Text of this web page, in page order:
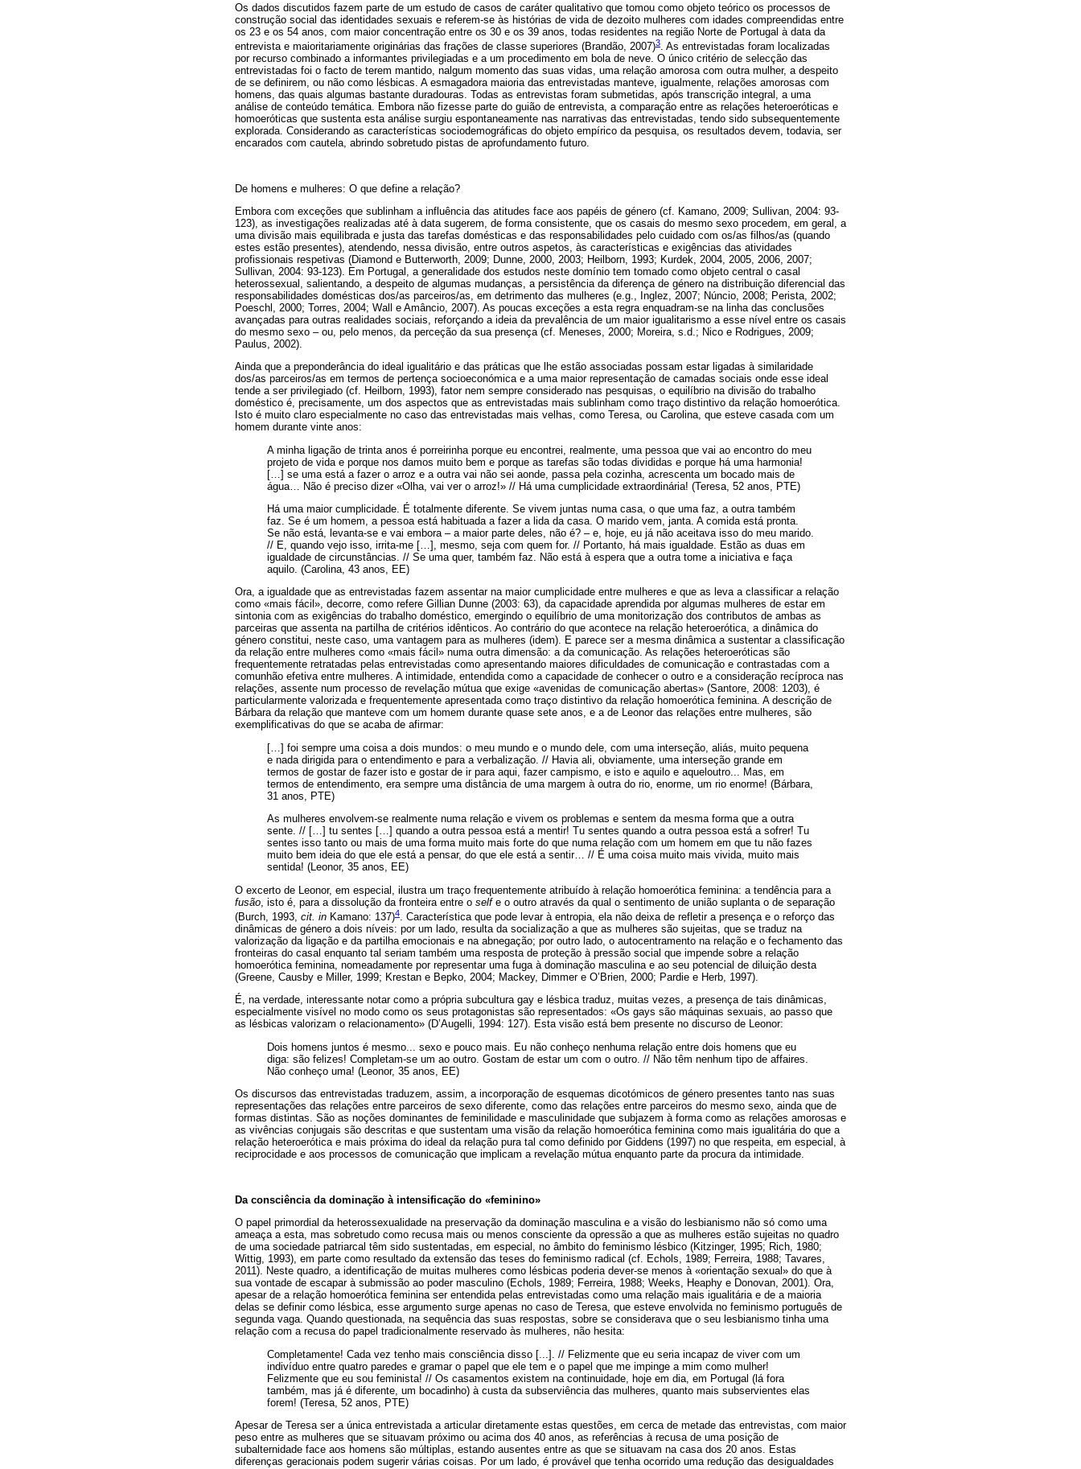
Os dados discutidos fazem parte de um estudo de casos de caráter qualitativo que tomou como objeto teórico os processos de
construção social das identidades sexuais e referem-se às histórias de vida de dezoito mulheres com idades compreendidas entre
os 23 e os 54 anos, com maior concentração entre os 30 e os 39 anos, todas residentes na região Norte de Portugal à data da
entrevista e maioritariamente originárias das frações de classe superiores (Brandão, 2007)3. As entrevistadas foram localizadas
por recurso combinado a informantes privilegiadas e a um procedimento em bola de neve. O único critério de selecção das
entrevistadas foi o facto de terem mantido, nalgum momento das suas vidas, uma relação amorosa com outra mulher, a despeito
de se definirem, ou não como lésbicas. A esmagadora maioria das entrevistadas manteve, igualmente, relações amorosas com
homens, das quais algumas bastante duradouras. Todas as entrevistas foram submetidas, após transcrição integral, a uma
análise de conteúdo temática. Embora não fizesse parte do guião de entrevista, a comparação entre as relações heteroeróticas e
homoeróticas que sustenta esta análise surgiu espontaneamente nas narrativas das entrevistadas, tendo sido subsequentemente
explorada. Considerando as características sociodemográficas do objeto empírico da pesquisa, os resultados devem, todavia, ser
encarados com cautela, abrindo sobretudo pistas de aprofundamento futuro.
De homens e mulheres: O que define a relação?
Embora com exceções que sublinham a influência das atitudes face aos papéis de género (cf. Kamano, 2009; Sullivan, 2004: 93-
123), as investigações realizadas até à data sugerem, de forma consistente, que os casais do mesmo sexo procedem, em geral, a
uma divisão mais equilibrada e justa das tarefas domésticas e das responsabilidades pelo cuidado com os/as filhos/as (quando
estes estão presentes), atendendo, nessa divisão, entre outros aspetos, às características e exigências das atividades
profissionais respetivas (Diamond e Butterworth, 2009; Dunne, 2000, 2003; Heilborn, 1993; Kurdek, 2004, 2005, 2006, 2007;
Sullivan, 2004: 93-123). Em Portugal, a generalidade dos estudos neste domínio tem tomado como objeto central o casal
heterossexual, salientando, a despeito de algumas mudanças, a persistência da diferença de género na distribuição diferencial das
responsabilidades domésticas dos/as parceiros/as, em detrimento das mulheres (e.g., Inglez, 2007; Núncio, 2008; Perista, 2002;
Poeschl, 2000; Torres, 2004; Wall e Amâncio, 2007). As poucas exceções a esta regra enquadram-se na linha das conclusões
avançadas para outras realidades sociais, reforçando a ideia da prevalência de um maior igualitarismo a esse nível entre os casais
do mesmo sexo – ou, pelo menos, da perceção da sua presença (cf. Meneses, 2000; Moreira, s.d.; Nico e Rodrigues, 2009;
Paulus, 2002).
Ainda que a preponderância do ideal igualitário e das práticas que lhe estão associadas possam estar ligadas à similaridade
dos/as parceiros/as em termos de pertença socioeconómica e a uma maior representação de camadas sociais onde esse ideal
tende a ser privilegiado (cf. Heilborn, 1993), fator nem sempre considerado nas pesquisas, o equilíbrio na divisão do trabalho
doméstico é, precisamente, um dos aspectos que as entrevistadas mais sublinham como traço distintivo da relação homoerótica.
Isto é muito claro especialmente no caso das entrevistadas mais velhas, como Teresa, ou Carolina, que esteve casada com um
homem durante vinte anos:
A minha ligação de trinta anos é porreirinha porque eu encontrei, realmente, uma pessoa que vai ao encontro do meu
projeto de vida e porque nos damos muito bem e porque as tarefas são todas divididas e porque há uma harmonia!
[…] se uma está a fazer o arroz e a outra vai não sei aonde, passa pela cozinha, acrescenta um bocado mais de
água… Não é preciso dizer «Olha, vai ver o arroz!» // Há uma cumplicidade extraordinária! (Teresa, 52 anos, PTE)
Há uma maior cumplicidade. É totalmente diferente. Se vivem juntas numa casa, o que uma faz, a outra também
faz. Se é um homem, a pessoa está habituada a fazer a lida da casa. O marido vem, janta. A comida está pronta.
Se não está, levanta-se e vai embora – a maior parte deles, não é? – e, hoje, eu já não aceitava isso do meu marido.
// E, quando vejo isso, irrita-me […], mesmo, seja com quem for. // Portanto, há mais igualdade. Estão as duas em
igualdade de circunstâncias. // Se uma quer, também faz. Não está à espera que a outra tome a iniciativa e faça
aquilo. (Carolina, 43 anos, EE)
Ora, a igualdade que as entrevistadas fazem assentar na maior cumplicidade entre mulheres e que as leva a classificar a relação
como «mais fácil», decorre, como refere Gillian Dunne (2003: 63), da capacidade aprendida por algumas mulheres de estar em
sintonia com as exigências do trabalho doméstico, emergindo o equilíbrio de uma monitorização dos contributos de ambas as
parceiras que assenta na partilha de critérios idênticos. Ao contrário do que acontece na relação heteroerótica, a dinâmica do
género constitui, neste caso, uma vantagem para as mulheres (idem). E parece ser a mesma dinâmica a sustentar a classificação
da relação entre mulheres como «mais fácil» numa outra dimensão: a da comunicação. As relações heteroeróticas são
frequentemente retratadas pelas entrevistadas como apresentando maiores dificuldades de comunicação e contrastadas com a
comunhão efetiva entre mulheres. A intimidade, entendida como a capacidade de conhecer o outro e a consideração recíproca nas
relações, assente num processo de revelação mútua que exige «avenidas de comunicação abertas» (Santore, 2008: 1203), é
particularmente valorizada e frequentemente apresentada como traço distintivo da relação homoerótica feminina. A descrição de
Bárbara da relação que manteve com um homem durante quase sete anos, e a de Leonor das relações entre mulheres, são
exemplificativas do que se acaba de afirmar:
[…] foi sempre uma coisa a dois mundos: o meu mundo e o mundo dele, com uma interseção, aliás, muito pequena
e nada dirigida para o entendimento e para a verbalização. // Havia ali, obviamente, uma interseção grande em
termos de gostar de fazer isto e gostar de ir para aqui, fazer campismo, e isto e aquilo e aqueloutro... Mas, em
termos de entendimento, era sempre uma distância de uma margem à outra do rio, enorme, um rio enorme! (Bárbara,
31 anos, PTE)
As mulheres envolvem-se realmente numa relação e vivem os problemas e sentem da mesma forma que a outra
sente. // […] tu sentes […] quando a outra pessoa está a mentir! Tu sentes quando a outra pessoa está a sofrer! Tu
sentes isso tanto ou mais de uma forma muito mais forte do que numa relação com um homem em que tu não fazes
muito bem ideia do que ele está a pensar, do que ele está a sentir… // É uma coisa muito mais vivida, muito mais
sentida! (Leonor, 35 anos, EE)
O excerto de Leonor, em especial, ilustra um traço frequentemente atribuído à relação homoerótica feminina: a tendência para a
fusão , isto é, para a dissolução da fronteira entre o selfe o outro através da qual o sentimento de união suplanta o de separação
(Burch, 1993, cit. in Kamano: 137)4. Característica que pode levar à entropia, ela não deixa de refletir a presença e o reforço das
dinâmicas de género a dois níveis: por um lado, resulta da socialização a que as mulheres são sujeitas, que se traduz na
valorização da ligação e da partilha emocionais e na abnegação; por outro lado, o autocentramento na relação e o fechamento das
fronteiras do casal enquanto tal seriam também uma resposta de proteção à pressão social que impende sobre a relação
homoerótica feminina, nomeadamente por representar uma fuga à dominação masculina e ao seu potencial de diluição desta
(Greene, Causby e Miller, 1999; Krestan e Bepko, 2004; Mackey, Dimmer e O’Brien, 2000; Pardie e Herb, 1997).
É, na verdade, interessante notar como a própria subcultura gay e lésbica traduz, muitas vezes, a presença de tais dinâmicas,
especialmente visível no modo como os seus protagonistas são representados: «Os gays são máquinas sexuais, ao passo que
as lésbicas valorizam o relacionamento» (D’Augelli, 1994: 127). Esta visão está bem presente no discurso de Leonor:
Dois homens juntos é mesmo... sexo e pouco mais. Eu não conheço nenhuma relação entre dois homens que eu
diga: são felizes! Completam-se um ao outro. Gostam de estar um com o outro. // Não têm nenhum tipo de affaires.
Não conheço uma! (Leonor, 35 anos, EE)
Os discursos das entrevistadas traduzem, assim, a incorporação de esquemas dicotómicos de género presentes tanto nas suas
representações das relações entre parceiros de sexo diferente, como das relações entre parceiros do mesmo sexo, ainda que de
formas distintas. São as noções dominantes de feminilidade e masculinidade que subjazem à forma como as relações amorosas e
as vivências conjugais são descritas e que sustentam uma visão da relação homoerótica feminina como mais igualitária do que a
relação heteroerótica e mais próxima do ideal da relação pura tal como definido por Giddens (1997) no que respeita, em especial, à
reciprocidade e aos processos de comunicação que implicam a revelação mútua enquanto parte da procura da intimidade.
Da consciência da dominação à intensificação do «feminino»
O papel primordial da heterossexualidade na preservação da dominação masculina e a visão do lesbianismo não só como uma
ameaça a esta, mas sobretudo como recusa mais ou menos consciente da opressão a que as mulheres estão sujeitas no quadro
de uma sociedade patriarcal têm sido sustentadas, em especial, no âmbito do feminismo lésbico (Kitzinger, 1995; Rich, 1980;
Wittig, 1993), em parte como resultado da extensão das teses do feminismo radical (cf. Echols, 1989; Ferreira, 1988; Tavares,
2011). Neste quadro, a identificação de muitas mulheres como lésbicas poderia dever-se menos à «orientação sexual» do que à
sua vontade de escapar à submissão ao poder masculino (Echols, 1989; Ferreira, 1988; Weeks, Heaphy e Donovan, 2001). Ora,
apesar de a relação homoerótica feminina ser entendida pelas entrevistadas como uma relação mais igualitária e de a maioria
delas se definir como lésbica, esse argumento surge apenas no caso de Teresa, que esteve envolvida no feminismo português de
segunda vaga. Quando questionada, na sequência das suas respostas, sobre se considerava que o seu lesbianismo tinha uma
relação com a recusa do papel tradicionalmente reservado às mulheres, não hesita:
Completamente! Cada vez tenho mais consciência disso [...]. // Felizmente que eu seria incapaz de viver com um
indivíduo entre quatro paredes e gramar o papel que ele tem e o papel que me impinge a mim como mulher!
Felizmente que eu sou feminista! // Os casamentos existem na continuidade, hoje em dia, em Portugal (lá fora
também, mas já é diferente, um bocadinho) à custa da subserviência das mulheres, quanto mais subservientes elas
forem! (Teresa, 52 anos, PTE)
Apesar de Teresa ser a única entrevistada a articular diretamente estas questões, em cerca de metade das entrevistas, com maior
peso entre as mulheres que se situavam próximo ou acima dos 40 anos, as referências à recusa de uma posição de
subalternidade face aos homens são múltiplas, estando ausentes entre as que se situavam na casa dos 20 anos. Estas
diferenças geracionais podem sugerir várias coisas. Por um lado, é provável que tenha ocorrido uma redução das desigualdades